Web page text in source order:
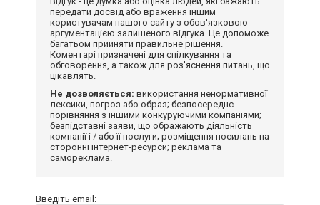
передати досвід або враження іншим
користувачам нашого сайту з обов'язковою
аргументацією залишеного відгука. Це допоможе
багатьом прийняти правильне рішення.
Коментарі призначені для спілкування та
обговорення, а також для роз'яснення питань, що
цікавлять.
Не дозволяється: використання ненормативної
лексики, погроз або образ; безпосереднє
порівняння з іншими конкуруючими компаніями;
безпідставні заяви, що ображають діяльність
компанії і / або її послуги; розміщення посилань на
сторонні інтернет-ресурси; реклама та
самореклама.
Введіть email: